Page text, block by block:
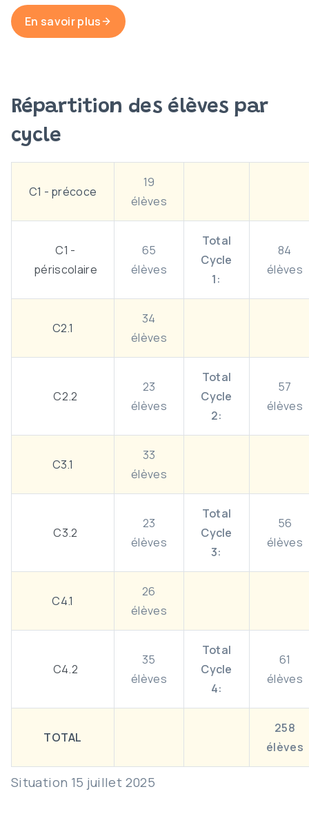
En savoir plus
Répartition des élèves par
cycle
C1 - précoce
19
élèves
C1 -
périscolaire
65
élèves
Total
Cycle
1:
84
élèves
C2.1
34
élèves
C2.2
23
élèves
Total
Cycle
2:
57
élèves
C3.1
33
élèves
C3.2
23
élèves
Total
Cycle
3:
56
élèves
C4.1
26
élèves
C4.2
35
élèves
Total
Cycle
4:
61
élèves
TOTAL
258
élèves
Situation 15 juillet 2025